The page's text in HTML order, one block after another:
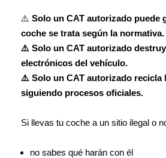
⚠️ Solo un CAT autorizado puede
coche se trata según la normativa.
⚠️ Solo un CAT autorizado
electrónicos del vehículo.
⚠️ Solo un CAT autorizado recicla
siguiendo procesos oficiales.
Si llevas tu coche a un sitio ilegal o
no sabes qué harán con él